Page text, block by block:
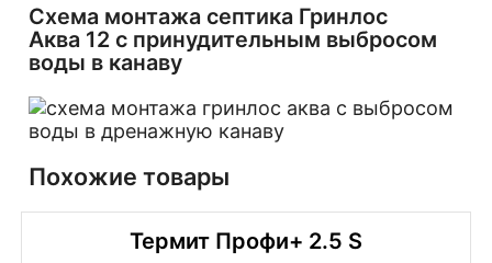
Схема монтажа септика Гринлос
Аква 12 с принудительным выбросом
воды в канаву
Похожие товары
Термит Профи+ 2.5 S